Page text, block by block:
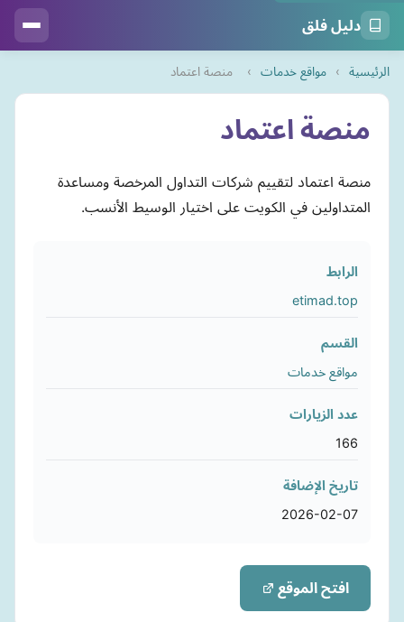
دليل فلق
الرئيسية › مواقع خدمات › منصة اعتماد
منصة اعتماد
منصة اعتماد لتقييم شركات التداول المرخصة ومساعدة
المتداولين في الكويت على اختيار الوسيط الأنسب.
الرابط
etimad.top
القسم
مواقع خدمات
عدد الزيارات
166
تاريخ الإضافة
2026-02-07
افتح الموقع